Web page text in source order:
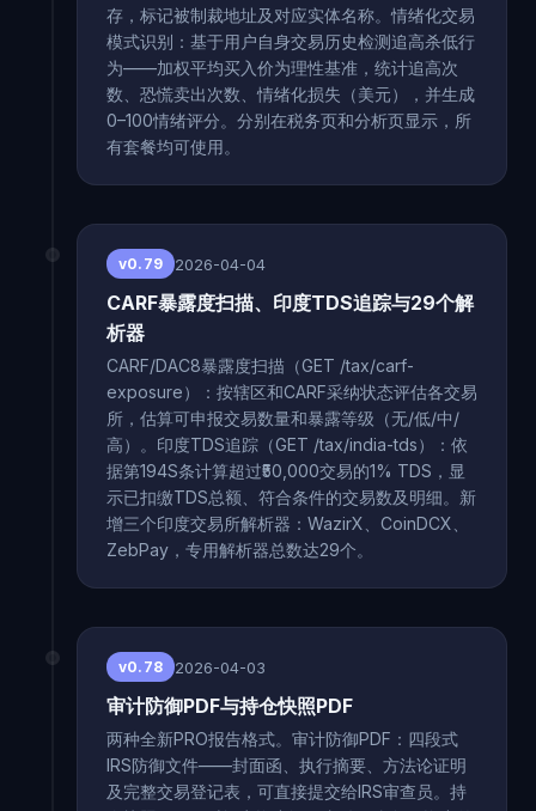
存，标记被制裁地址及对应实体名称。情绪化交易
模式识别：基于用户自身交易历史检测追高杀低行
为——加权平均买入价为理性基准，统计追高次
数、恐慌卖出次数、情绪化损失（美元），并生成
0–100情绪评分。分别在税务页和分析页显示，所
有套餐均可使用。
v0.79 2026-04-04
CARF暴露度扫描、印度TDS追踪与29个解
析器
CARF/DAC8暴露度扫描（GET /tax/carf-
exposure）：按辖区和CARF采纳状态评估各交易
所，估算可申报交易数量和暴露等级（无/低/中/
高）。印度TDS追踪（GET /tax/india-tds）：依
据第194S条计算超过₹50,000交易的1% TDS，显
示已扣缴TDS总额、符合条件的交易数及明细。新
增三个印度交易所解析器：WazirX、CoinDCX、
ZebPay，专用解析器总数达29个。
v0.78 2026-04-03
审计防御PDF与持仓快照PDF
两种全新PRO报告格式。审计防御PDF：四段式
IRS防御文件——封面函、执行摘要、方法论证明
及完整交易登记表，可直接提交给IRS审查员。持